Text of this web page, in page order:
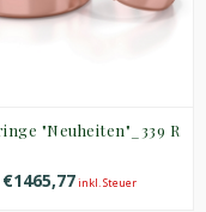
"Neuheiten"_339 R
€1465,77inkl. Steuer